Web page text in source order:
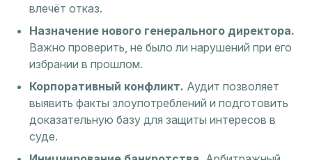
влечёт отказ.
Назначение нового генерального директора.
Важно проверить, не было ли нарушений при его
избрании в прошлом.
Корпоративный конфликт. Аудит позволяет
выявить факты злоупотреблений и подготовить
доказательную базу для защиты интересов в
суде.